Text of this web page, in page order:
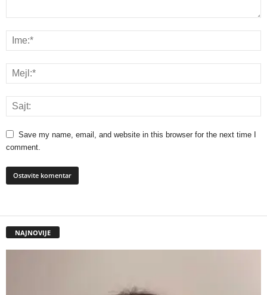
Save my name, email, and website in this browser for the next time I
comment.
NAJNOVIJE